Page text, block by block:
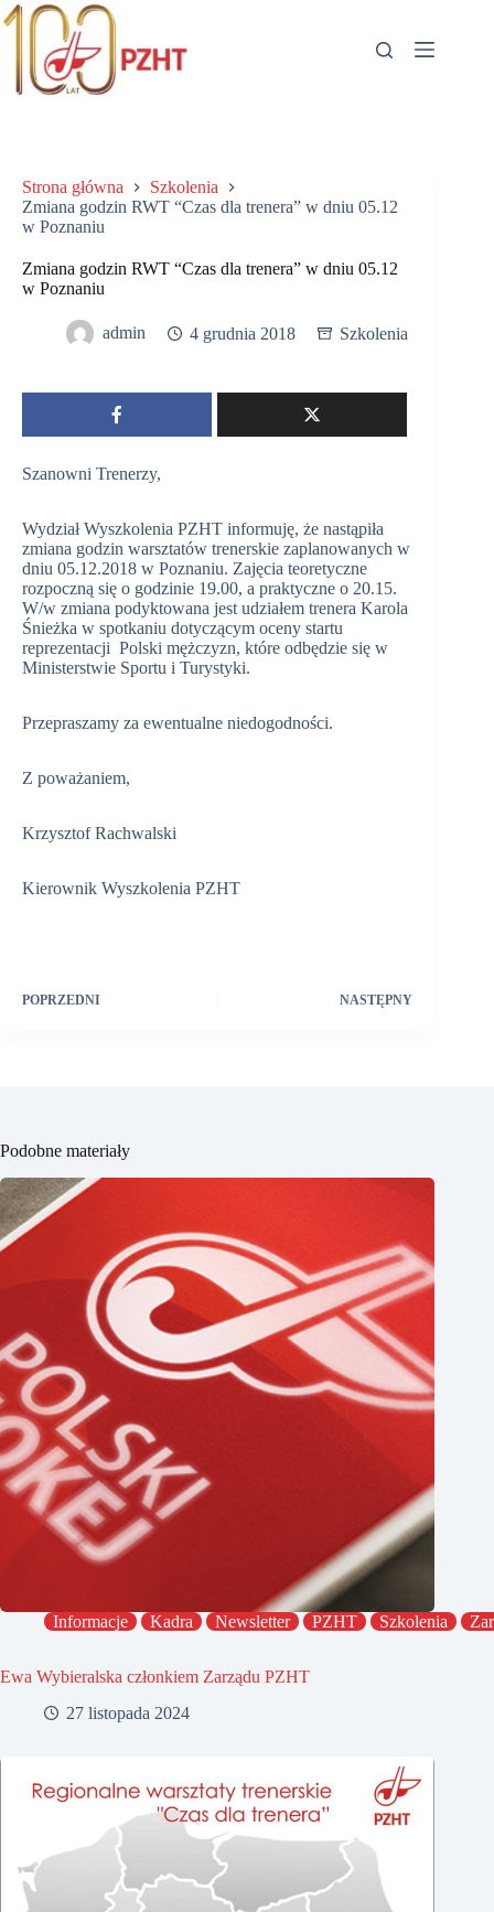
Przejdź
do
Strona główna
Szkolenia
Zmiana godzin RWT “Czas dla trenera” w dniu 05.12
w Poznaniu
Zmiana godzin RWT “Czas dla trenera” w dniu 05.12
w Poznaniu
admin 4 grudnia 2018 Szkolenia
Szanowni Trenerzy,
Wydział Wyszkolenia PZHT informuję, że nastąpiła
zmiana godzin warsztatów trenerskie zaplanowanych w
dniu 05.12.2018 w Poznaniu. Zajęcia teoretyczne
rozpoczną się o godzinie 19.00, a praktyczne o 20.15.
W/w zmiana podyktowana jest udziałem trenera Karola
Śnieżka w spotkaniu dotyczącym oceny startu
reprezentacji Polski mężczyzn, które odbędzie się w
Ministerstwie Sportu i Turystyki.
Przepraszamy za ewentualne niedogodności.
Z poważaniem,
Krzysztof Rachwalski
Kierownik Wyszkolenia PZHT
POPRZEDNI NASTĘPNY
Podobne materiały
Informacje Kadra Newsletter PZHT Szkolenia
Ewa Wybieralska członkiem Zarządu PZHT
27 listopada 2024